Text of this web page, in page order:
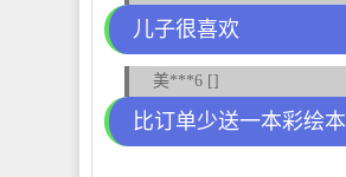
儿子很喜欢
美***6 []
比订单少送一本彩绘本